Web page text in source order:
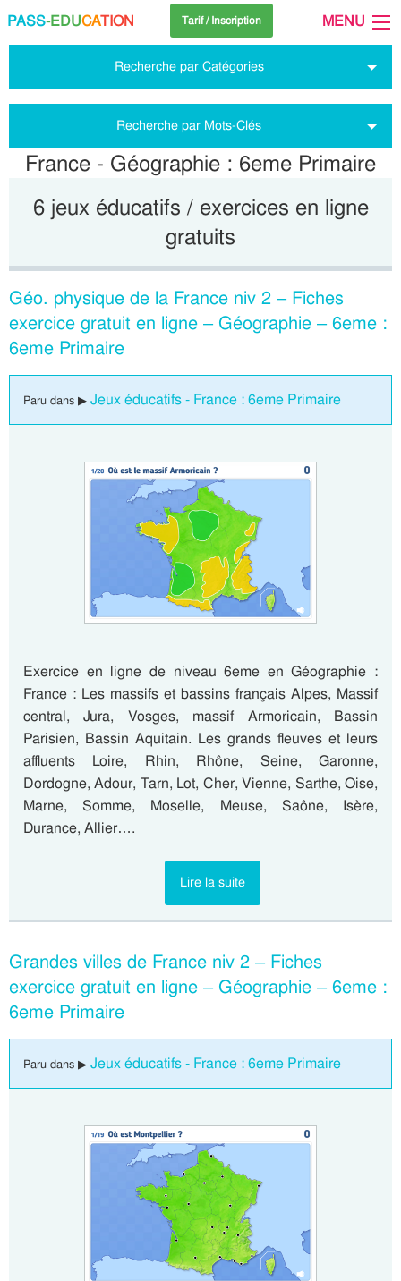
PASS-EDUCATION Tarif / Inscription MENU
Recherche par Catégories
Recherche par Mots-Clés
France - Géographie : 6eme Primaire
6 jeux éducatifs / exercices en ligne
gratuits
Géo. physique de la France niv 2 – Fiches
exercice gratuit en ligne – Géographie – 6eme :
6eme Primaire
Paru dans ▶ Jeux éducatifs - France : 6eme Primaire
Exercice en ligne de niveau 6eme en Géographie :
France : Les massifs et bassins français Alpes, Massif
central, Jura, Vosges, massif Armoricain, Bassin
Parisien, Bassin Aquitain. Les grands fleuves et leurs
affluents Loire, Rhin, Rhône, Seine, Garonne,
Dordogne, Adour, Tarn, Lot, Cher, Vienne, Sarthe, Oise,
Marne, Somme, Moselle, Meuse, Saône, Isère,
Durance, Allier….
Lire la suite
Grandes villes de France niv 2 – Fiches
exercice gratuit en ligne – Géographie – 6eme :
6eme Primaire
Paru dans ▶ Jeux éducatifs - France : 6eme Primaire